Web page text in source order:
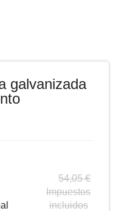
galvanizada
54,05€
Impuestos
incluidos